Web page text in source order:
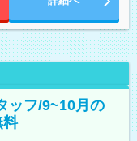
ッフ/9~10月の